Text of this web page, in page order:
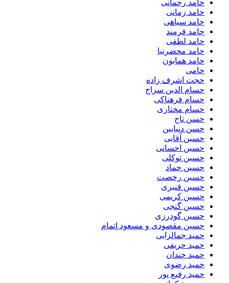
حامد رحمانی
حامد زمانی
حامد سیاهی
حامد فرمند
حامد لطفی
حامد محضرنیا
حامد همایون
حامی
حجت اشرف زاده
حسام الدین سراج
حسام فرهناکی
حسام مختاری
حسن تاج
حسن دنیابین
حسین آقایی
حسین احسانی
حسین توکلی
حسین حماد
حسین رخصت
حسین قنبری
حسین کریمی
حسین گنجی
حسین گودرزی
حسین مقصودی و مسعود اتمام
حمید جمالزایی
حمید حریفی
حمید خندان
حمید رضوی
حمید رفیع پور